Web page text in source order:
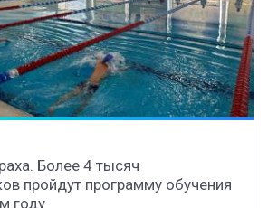
Более 4 тысяч
пройдут программу обучения
году